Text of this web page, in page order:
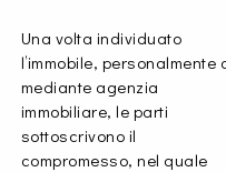
Una volta individuato
l’immobile, personalmente
mediante agenzia
immobiliare, le parti
sottoscrivono il
compromesso, nel quale